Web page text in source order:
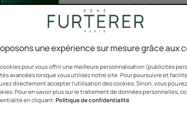
les cheveux
cheveux
croissance
Formule
d'origine
Freine la
Floride) ,
une expérience sur mesure grâce aux
pour vous offrir une meilleure personnalisation (publicités
avancées lorsque vous utilisez notre site. Pour poursuivre et
directement accepter l'utilisation des cookies. Sinon, vous
Pour en savoir plus sur le traitement de données personnelles,
en cliquant:Politique de confidentialité